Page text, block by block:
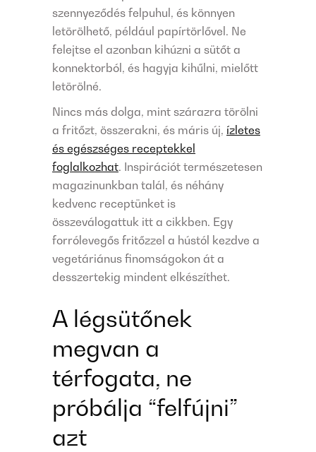
szennyeződés felpuhul, és könnyen
letörölhető, például papírtörlővel. Ne
felejtse el azonban kihúzni a sütőt a
konnektorból, és hagyja kihűlni, mielőtt
letörölné.
Nincs más dolga, mint szárazra törölni
a fritőzt, összerakni, és máris új, ízletes
és egészséges receptekkel
foglalkozhat. Inspirációt természetesen
magazinunkban talál, és néhány
kedvenc receptünket is
összeválogattuk itt a cikkben. Egy
forrólevegős fritőzzel a hústól kezdve a
vegetáriánus finomságokon át a
desszertekig mindent elkészíthet.
A légsütőnek
megvan a
térfogata, ne
próbálja “felfújni”
azt